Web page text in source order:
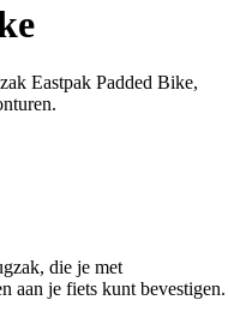
Eastpak Padded Bike,
die je met
aan je fiets kunt bevestigen.